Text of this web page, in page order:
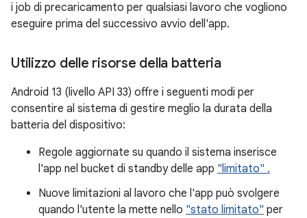
i job di precaricamento per qualsiasi lavoro che vogliono
eseguire prima del successivo avvio dell'app.
Utilizzo delle risorse della batteria
Android 13 (livello API 33) offre i seguenti modi per
consentire al sistema di gestire meglio la durata della
batteria del dispositivo:
Regole aggiornate su quando il sistema inserisce
l'app nel bucket di standby delle app "limitato" .
Nuove limitazioni al lavoro che l'app può svolgere
quando l'utente la mette nello "stato limitato" per